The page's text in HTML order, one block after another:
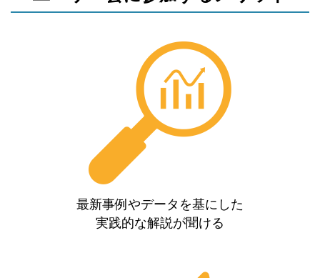
最新事例やデータを基にした
実践的な解説が聞ける